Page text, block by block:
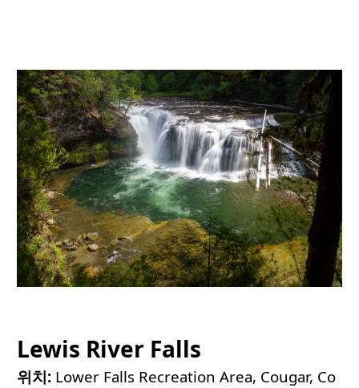
Lewis River Falls
위치: Lower Falls Recreation Area, Cougar, Co